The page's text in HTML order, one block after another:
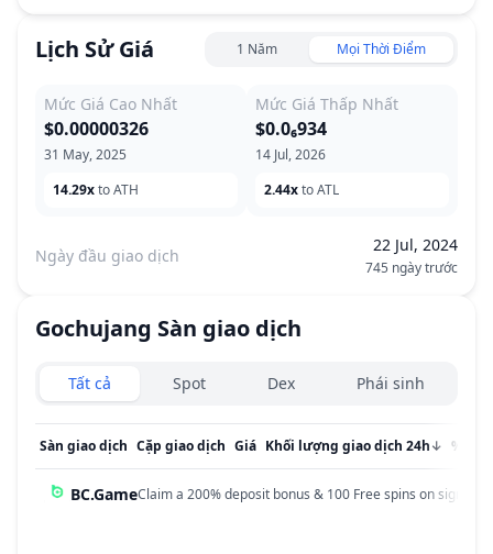
Lịch Sử Giá 1 Năm Mọi Thời Điểm
Mức Giá Cao Nhất
31 May, 2025
$0.00000326
14.29xto ATH
Mức Giá Thấp Nhất
14 Jul, 2026
$0.0₆934
2.44xto ATL
Ngày đầu giao dịch
22 Jul, 2024
745 ngày trước
Gochujang Sàn giao dịch
Exchanges type
Tất cả Spot Dex Phái sinh
Sàn giao dịch Cặp giao dịch Giá ↓
Khối lượng giao dịch 24h %
BC.GameClaim a 200% deposit bonus & 100 Free spins on sign up!